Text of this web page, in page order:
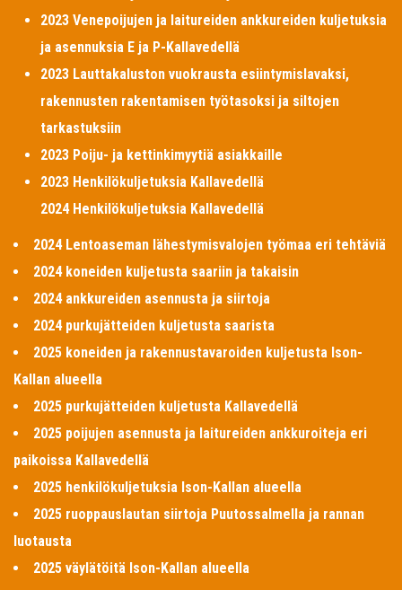
2023 Venepoijujen ja laitureiden ankkureiden kuljetuksia
ja asennuksia E ja P-Kallavedellä
2023 Lauttakaluston vuokrausta esiintymislavaksi,
rakennusten rakentamisen työtasoksi ja siltojen
tarkastuksiin
2023 Poiju- ja kettinkimyytiä asiakkaille
2023 Henkilökuljetuksia Kallavedellä
2024 Henkilökuljetuksia Kallavedellä
2024 Lentoaseman lähestymisvalojen työmaa eri tehtäviä
2024 koneiden kuljetusta saariin ja takaisin
2024 ankkureiden asennusta ja siirtoja
2024 purkujätteiden kuljetusta saarista
2025 koneiden ja rakennustavaroiden kuljetusta Ison-
Kallan alueella
2025 purkujätteiden kuljetusta Kallavedellä
2025 poijujen asennusta ja laitureiden ankkuroiteja eri
paikoissa Kallavedellä
2025 henkilökuljetuksia Ison-Kallan alueella
2025 ruoppauslautan siirtoja Puutossalmella ja rannan
luotausta
2025 väylätöitä Ison-Kallan alueella